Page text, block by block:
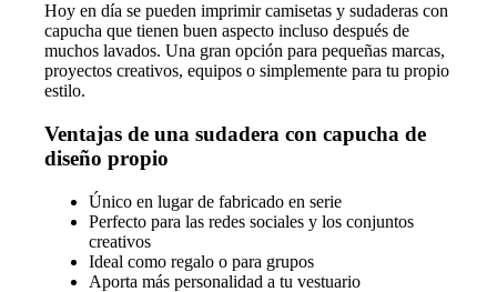
Hoy en día se pueden imprimir camisetas y sudaderas con
capucha que tienen buen aspecto incluso después de
muchos lavados. Una gran opción para pequeñas marcas,
proyectos creativos, equipos o simplemente para tu propio
estilo.
Ventajas de una sudadera con capucha de
diseño propio
Único en lugar de fabricado en serie
Perfecto para las redes sociales y los conjuntos
creativos
Ideal como regalo o para grupos
Aporta más personalidad a tu vestuario